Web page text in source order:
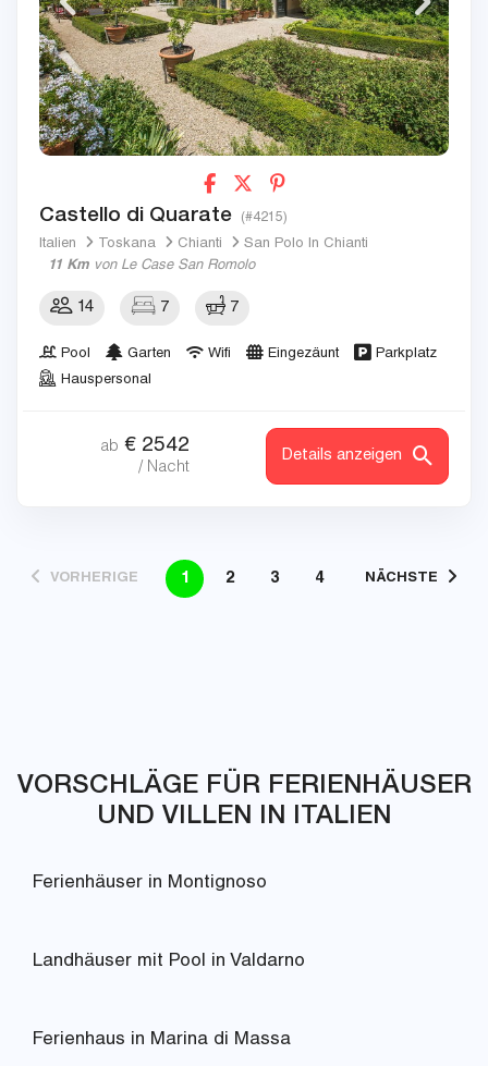
Castello di Quarate (#4215)
Italien Toskana Chianti
San Polo In Chianti
11 Km von Le Case San Romolo
14 7 7
Pool Garten Wifi Eingezäunt
Parkplatz
Hauspersonal
ab € 2542
/ Nacht
Details anzeigen
VORHERIGE 1 2 3 4 NÄCHSTE
VORSCHLÄGE FÜR FERIENHÄUSER
UND VILLEN IN ITALIEN
Ferienhäuser in Montignoso
Landhäuser mit Pool in Valdarno
Ferienhaus in Marina di Massa